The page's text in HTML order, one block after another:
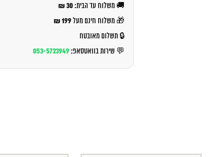
🚚 משלוח עד הבית: 30 ₪
🎁 משלוח חינם מעל199 ₪
🔒 תשלום מאובטח
💬 שירות בוואטסאפ: 053-5723949